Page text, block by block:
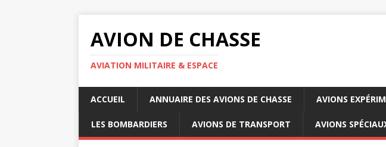
AVION DE CHASSE
AVIATION MILITAIRE & ESPACE
ACCUEIL ANNUAIRE DES AVIONS DE CHASSE AVIONS
LES BOMBARDIERS AVIONS DE TRANSPORT AVIONS